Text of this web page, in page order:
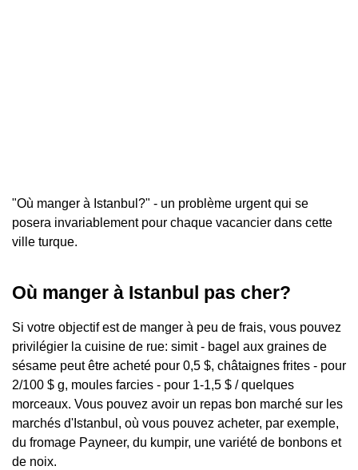
"Où manger à Istanbul?" - un problème urgent qui se
posera invariablement pour chaque vacancier dans cette
ville turque.
Où manger à Istanbul pas cher?
Si votre objectif est de manger à peu de frais, vous pouvez
privilégier la cuisine de rue: simit - bagel aux graines de
sésame peut être acheté pour 0,5 $, châtaignes frites - pour
2/100 $ g, moules farcies - pour 1-1,5 $ / quelques
morceaux. Vous pouvez avoir un repas bon marché sur les
marchés d'Istanbul, où vous pouvez acheter, par exemple,
du fromage Payneer, du kumpir, une variété de bonbons et
de noix.